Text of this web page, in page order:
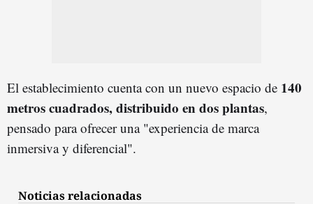
El establecimiento cuenta con un nuevo espacio de 140
metros cuadrados, distribuido en dos plantas,
pensado para ofrecer una "experiencia de marca
inmersiva y diferencial".
Noticias relacionadas